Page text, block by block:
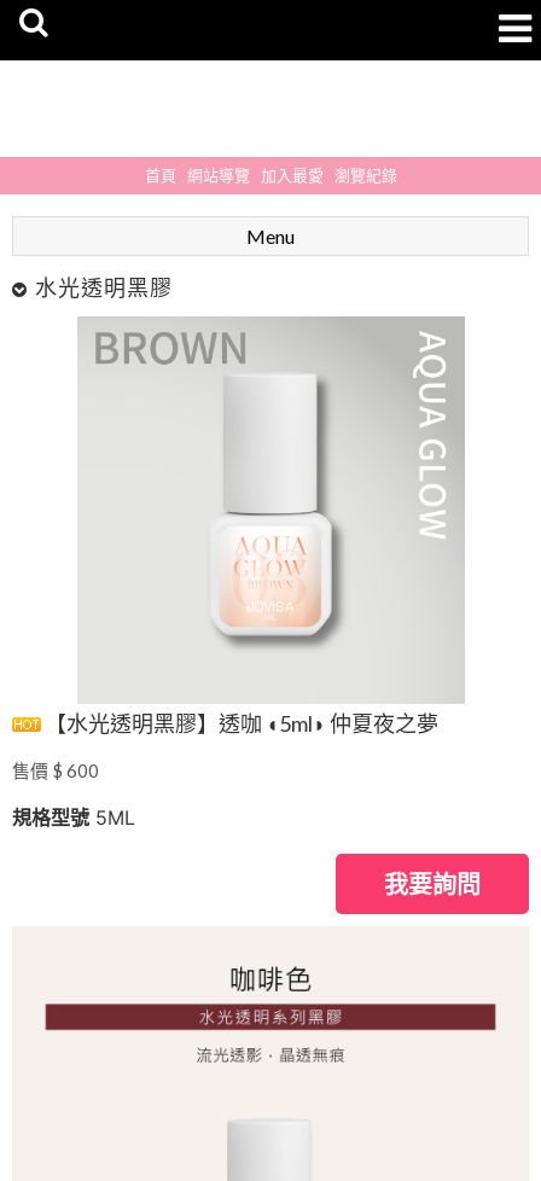
首頁 網站導覽 加入最愛 瀏覽紀錄
Menu
水光透明黑膠
【水光透明黑膠】透咖 ◖5ml◗ 仲夏夜之夢
售價 $ 600
規格型號 5ML
我要詢問